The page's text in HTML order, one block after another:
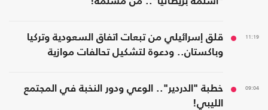
11:19
قلق إسرائيلي من تبعات اتفاق السعودية وتركيا
وباكستان.. ودعوة لتشكيل تحالفات موازية
09:04
خطبة "الدردير".. الوعي ودور النخبة في المجتمع
الليبي!